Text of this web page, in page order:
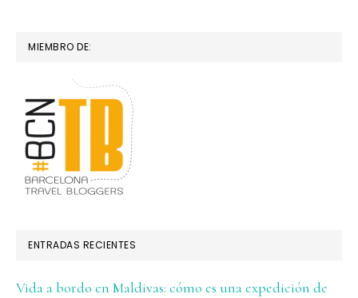
MIEMBRO DE:
ENTRADAS RECIENTES
Vida a bordo en Maldivas: cómo es una expedición de